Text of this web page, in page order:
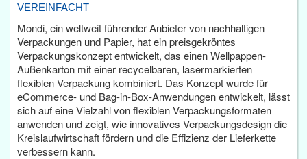
VEREINFACHT
Mondi, ein weltweit führender Anbieter von nachhaltigen
Verpackungen und Papier, hat ein preisgekröntes
Verpackungskonzept entwickelt, das einen Wellpappen-
Außenkarton mit einer recycelbaren, lasermarkierten
flexiblen Verpackung kombiniert. Das Konzept wurde für
eCommerce- und Bag-in-Box-Anwendungen entwickelt, lässt
sich auf eine Vielzahl von flexiblen Verpackungsformaten
anwenden und zeigt, wie innovatives Verpackungsdesign die
Kreislaufwirtschaft fördern und die Effizienz der Lieferkette
verbessern kann.